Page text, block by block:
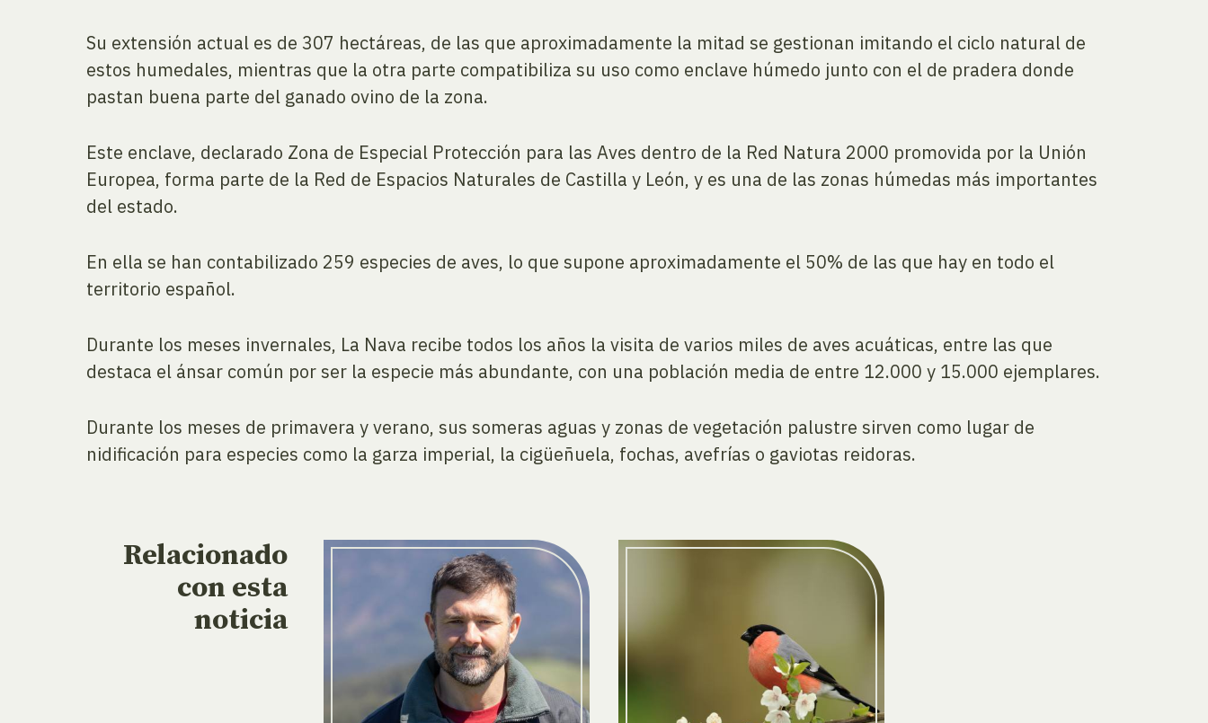
Su extensión actual es de 307 hectáreas, de las que aproximadamente la mitad se gestionan imitando el ciclo natural de
estos humedales, mientras que la otra parte compatibiliza su uso como enclave húmedo junto con el de pradera donde
pastan buena parte del ganado ovino de la zona.
Este enclave, declarado Zona de Especial Protección para las Aves dentro de la Red Natura 2000 promovida por la Unión
Europea, forma parte de la Red de Espacios Naturales de Castilla y León, y es una de las zonas húmedas más importantes
del estado.
En ella se han contabilizado 259 especies de aves, lo que supone aproximadamente el 50% de las que hay en todo el
territorio español.
Durante los meses invernales, La Nava recibe todos los años la visita de varios miles de aves acuáticas, entre las que
destaca el ánsar común por ser la especie más abundante, con una población media de entre 12.000 y 15.000 ejemplares.
Durante los meses de primavera y verano, sus someras aguas y zonas de vegetación palustre sirven como lugar de
nidificación para especies como la garza imperial, la cigüeñuela, fochas, avefrías o gaviotas reidoras.
Relacionado
con esta
noticia